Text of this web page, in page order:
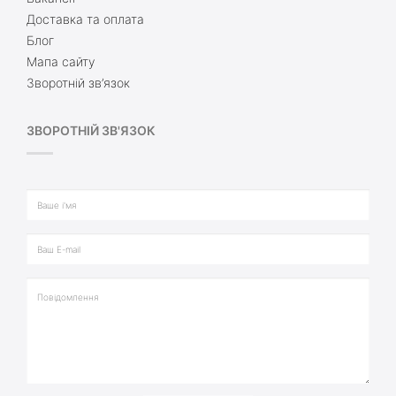
Доставка та оплата
Блог
Мапа сайту
Зворотній зв’язок
ЗВОРОТНІЙ ЗВ'ЯЗОК